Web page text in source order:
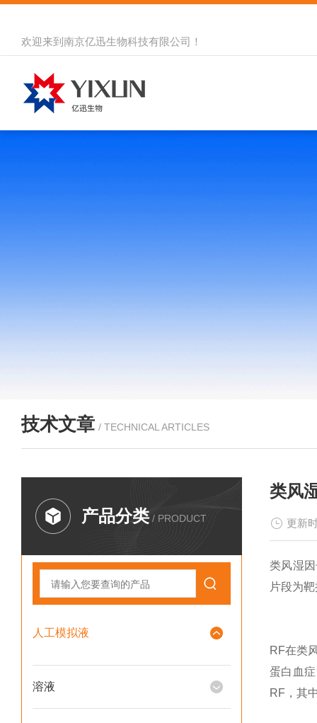
欢迎来到 南京亿迅生物科技有限公司 ！
技术文章 / TECHNICAL ARTICLES
产品分类 / PRODUCT
人工模拟液
溶液
类风
更新
类风湿
片段为
RF在类
蛋白血
RF，其